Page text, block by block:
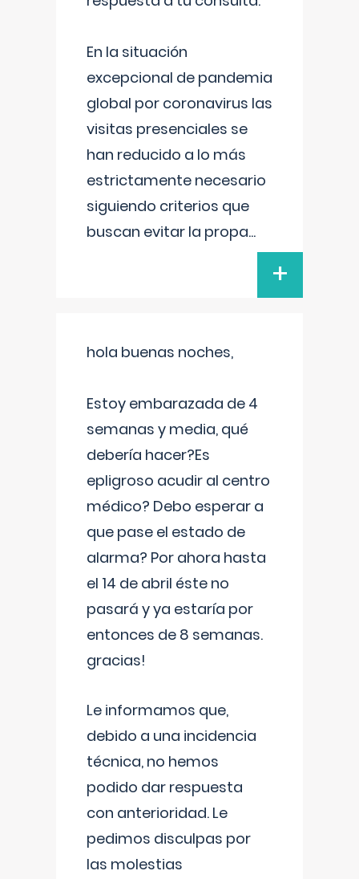
En la situación
excepcional de pandemia
global por coronavirus las
visitas presenciales se
han reducido a lo más
estrictamente necesario
siguiendo criterios que
buscan evitar la propa...
+
hola buenas noches,
Estoy embarazada de 4
semanas y media, qué
debería hacer?Es
epligroso acudir al centro
médico? Debo esperar a
que pase el estado de
alarma? Por ahora hasta
el 14 de abril éste no
pasará y ya estaría por
entonces de 8 semanas.
gracias!
Le informamos que,
debido a una incidencia
técnica, no hemos
podido dar respuesta
con anterioridad. Le
pedimos disculpas por
las molestias